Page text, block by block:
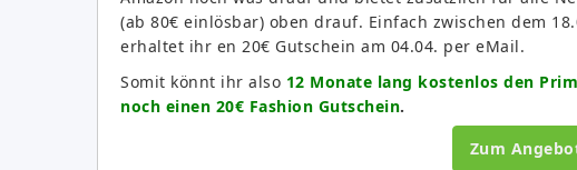
(ab 80€ einlösbar) oben drauf. Einfach zwischen dem
erhaltet ihr en 20€ Gutschein am 04.04. per eMail.
Somit könnt ihr also 12 Monate lang kostenlos den
noch einen 20€ Fashion Gutschein.
Zum